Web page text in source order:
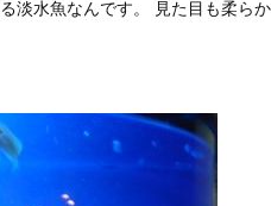
淡水魚なんです。 見た目も柔らか